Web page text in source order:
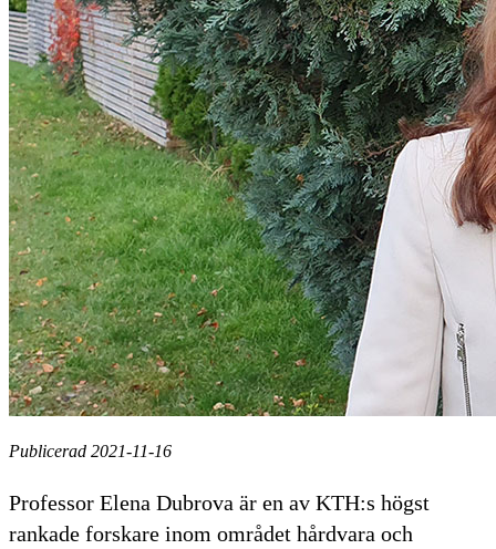
Publicerad 2021-11-16
Professor Elena Dubrova är en av KTH:s högst
rankade forskare inom området hårdvara och